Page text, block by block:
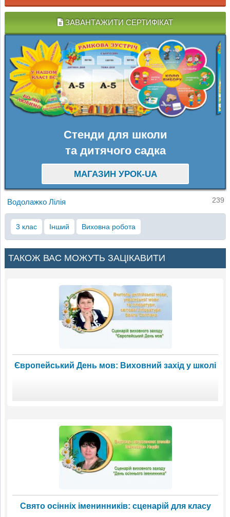
ЗАВАНТАЖИТИ СЕРТИФІКАТ
Стенди для школи
та дитячого садка
МАГАЗИН УРОК-UA
Водолажко Лілія 239
3 клас Інший Виховна робота
ТАКОЖ ВАС МОЖУТЬ ЗАЦІКАВИТИ
Європейський День мов: Виховний захід у школі
Свято осінніх іменинників: сценарій для класу